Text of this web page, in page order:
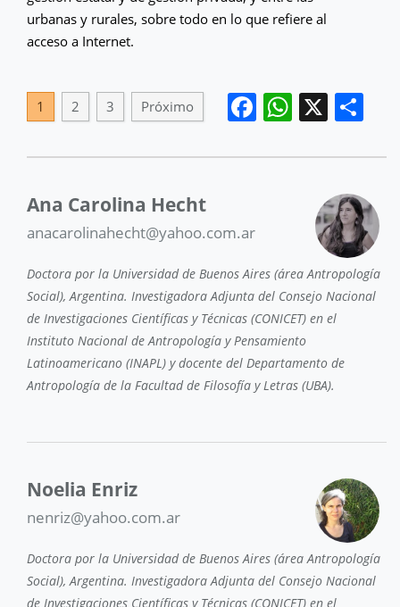
urbanas y rurales, sobre todo en lo que refiere al
acceso a Internet.
Facebook
X
1 2 3 Próximo
Ana Carolina Hecht
anacarolinahecht@yahoo.com.ar
Doctora por la Universidad de Buenos Aires (área Antropología
Social), Argentina. Investigadora Adjunta del Consejo Nacional
de Investigaciones Científicas y Técnicas (CONICET) en el
Instituto Nacional de Antropología y Pensamiento
Latinoamericano (INAPL) y docente del Departamento de
Antropología de la Facultad de Filosofía y Letras (UBA).
Noelia Enriz
nenriz@yahoo.com.ar
Doctora por la Universidad de Buenos Aires (área Antropología
Social), Argentina. Investigadora Adjunta del Consejo Nacional
de Investigaciones Científicas y Técnicas (CONICET) en el